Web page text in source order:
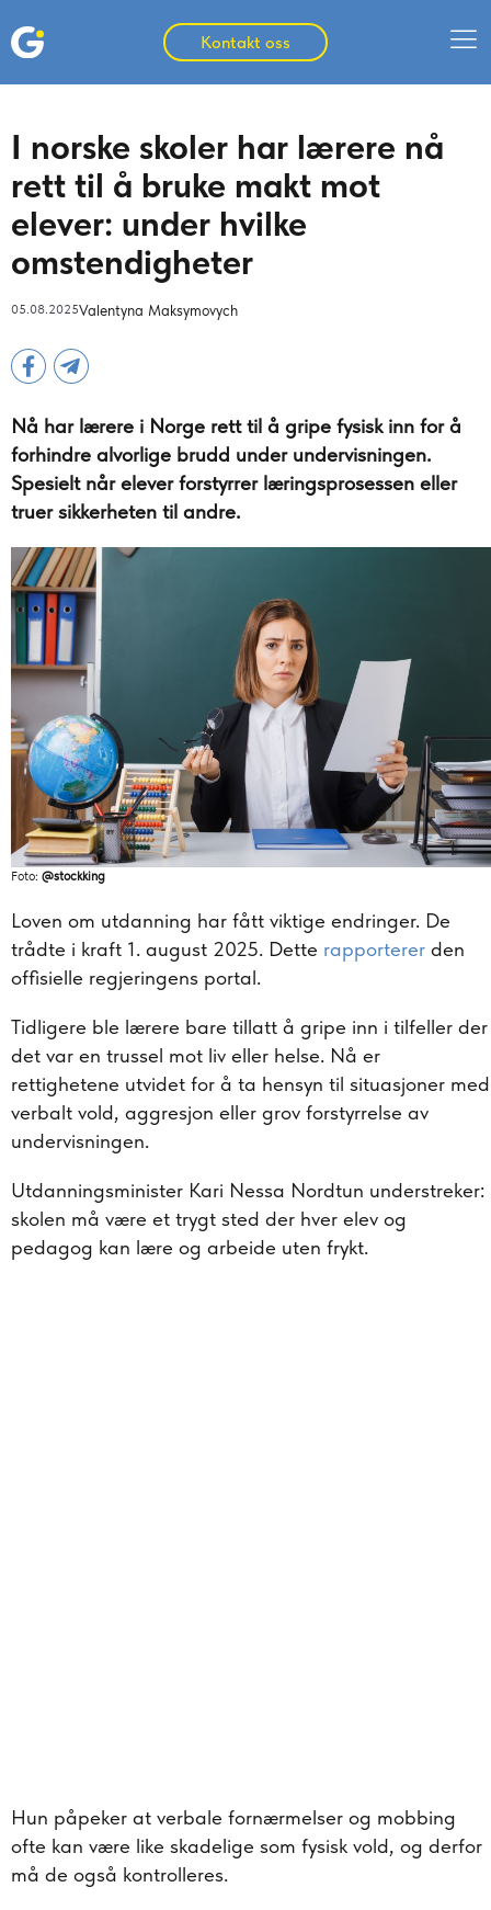
Kontakt oss
I norske skoler har lærere nå
rett til å bruke makt mot
elever: under hvilke
omstendigheter
05.08.2025Valentyna Maksymovych
Nå har lærere i Norge rett til å gripe fysisk inn for å
forhindre alvorlige brudd under undervisningen.
Spesielt når elever forstyrrer læringsprosessen eller
truer sikkerheten til andre.
Foto: @stockking
Loven om utdanning har fått viktige endringer. De
trådte i kraft 1. august 2025. Dette rapporterer den
offisielle regjeringens portal.
Tidligere ble lærere bare tillatt å gripe inn i tilfeller der
det var en trussel mot liv eller helse. Nå er
rettighetene utvidet for å ta hensyn til situasjoner med
verbalt vold, aggresjon eller grov forstyrrelse av
undervisningen.
Utdanningsminister Kari Nessa Nordtun understreker:
skolen må være et trygt sted der hver elev og
pedagog kan lære og arbeide uten frykt.
Hun påpeker at verbale fornærmelser og mobbing
ofte kan være like skadelige som fysisk vold, og derfor
må de også kontrolleres.